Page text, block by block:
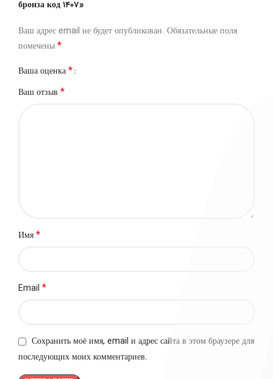
бронза код 1407»
Ваш адрес email не будет опубликован. Обязательные поля
помечены*
Ваша оценка*
Ваш отзыв *
Имя*
Email *
Сохранить моё имя, email и адрес сайта в этом браузере для
последующих моих комментариев.